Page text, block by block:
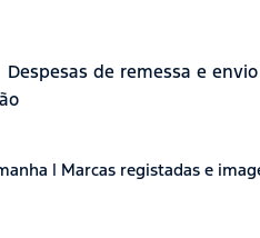
Despesas de remessa e envio
| Marcas registadas e